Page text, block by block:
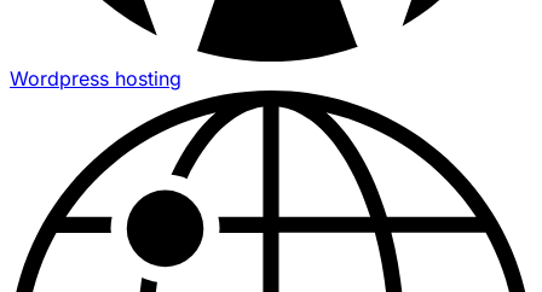
Wordpress hosting